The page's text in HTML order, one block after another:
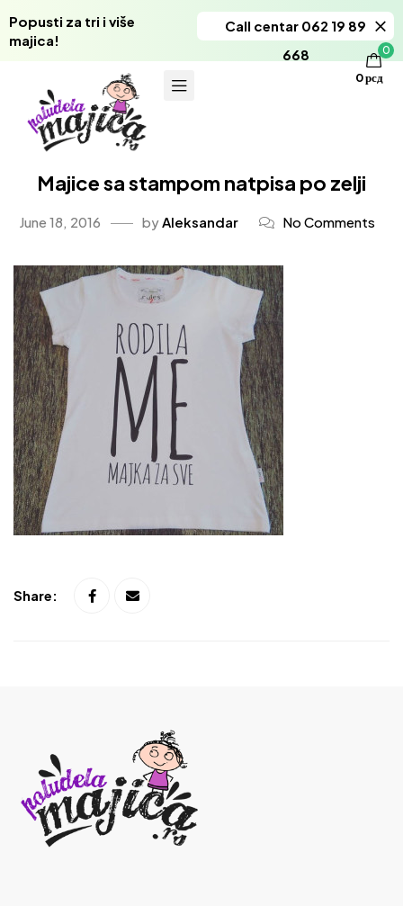
Popusti za tri i više
majica!
Call centar 062 19 89
668
0
0рсд
Majice sa stampom natpisa po zelji
June 18, 2016 byAleksandar No Comments
Share: